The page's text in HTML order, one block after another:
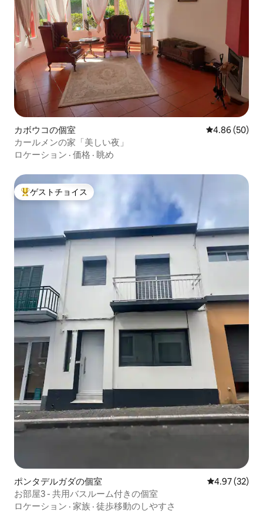
カボウコの個室 レビュー50
4.86 (50)
カールメンの家「美しい夜」
ロケーション · 価格 · 眺め
大好評のゲストチョイスです。
ゲストチョイス
ポンタデルガダの個室 レビュー32
4.97 (32)
お部屋3 - 共用バスルーム付きの個室
ロケーション · 家族 · 徒歩移動のしやすさ